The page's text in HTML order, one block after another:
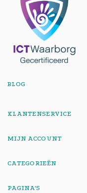
BLOG
KLANTENSERVICE
MIJN ACCOUNT
CATEGORIEËN
PAGINA'S